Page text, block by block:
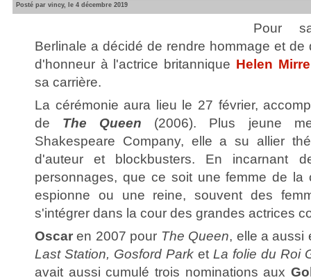
Posté par vincy, le 4 décembre 2019
Pour
Berlinale a décidé de rendre hommage et de
d'honneur à l'actrice britannique Helen
sa carrière.
La cérémonie aura lieu le 27 février,
de The Queen (2006). Plus jeune
Shakespeare Company, elle a su allier
d'auteur et blockbusters. En incarnant
personnages, que ce soit une femme de la
espionne ou une reine, souvent des
s'intégrer dans la cour des grandes actrices
Oscar en 2007 pour The Queen, elle a aussi
Last Station, Gosford Park et La folie du Roi
avait aussi cumulé trois nominations aux